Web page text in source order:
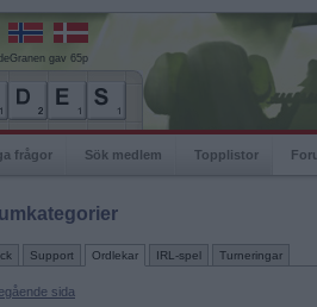
gav 65p
frågor Sök medlem Topplistor
Support Ordlekar IRL-spel Turneringar
sida